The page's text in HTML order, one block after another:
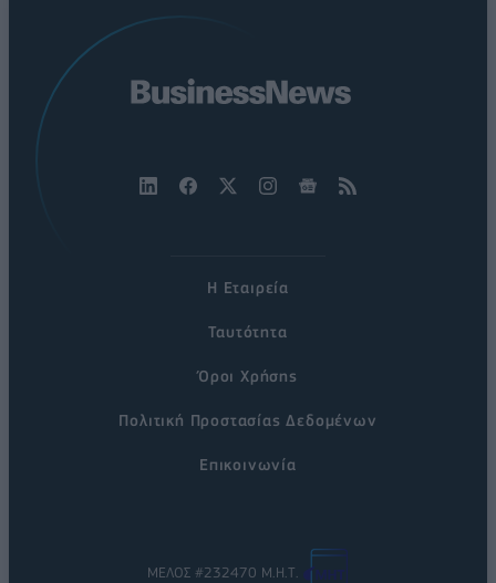
Η Εταιρεία
Ταυτότητα
Όροι Χρήσης
Πολιτική Προστασίας Δεδομένων
Επικοινωνία
ΜΕΛΟΣ #232470 Μ.Η.Τ.